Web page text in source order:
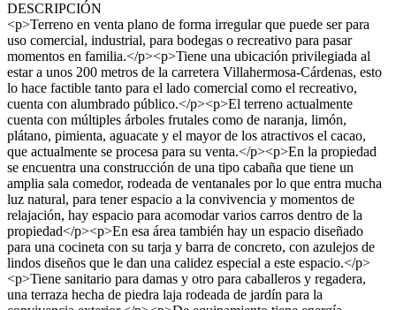
DESCRIPCIÓN
<p>Terreno en venta plano de forma irregular que puede ser para
uso comercial, industrial, para bodegas o recreativo para pasar
momentos en familia.</p><p>Tiene una ubicación privilegiada al
estar a unos 200 metros de la carretera Villahermosa-Cárdenas, esto
lo hace factible tanto para el lado comercial como el recreativo,
cuenta con alumbrado público.</p><p>El terreno actualmente
cuenta con múltiples árboles frutales como de naranja, limón,
plátano, pimienta, aguacate y el mayor de los atractivos el cacao,
que actualmente se procesa para su venta.</p><p>En la propiedad
se encuentra una construcción de una tipo cabaña que tiene un
amplia sala comedor, rodeada de ventanales por lo que entra mucha
luz natural, para tener espacio a la convivencia y momentos de
relajación, hay espacio para acomodar varios carros dentro de la
propiedad</p><p>En esa área también hay un espacio diseñado
para una cocineta con su tarja y barra de concreto, con azulejos de
lindos diseños que le dan una calidez especial a este espacio.</p>
<p>Tiene sanitario para damas y otro para caballeros y regadera,
una terraza hecha de piedra laja rodeada de jardín para la